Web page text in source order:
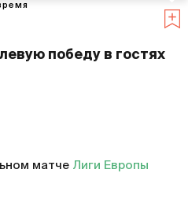
победу в гостях
матче Лиги Европы